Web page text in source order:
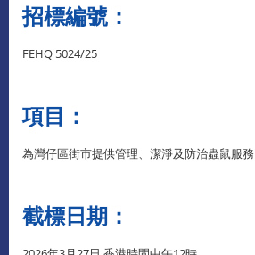
招標編號：
FEHQ 5024/25
項目：
為灣仔區街市提供管理、潔淨及防治蟲鼠服務
截標日期：